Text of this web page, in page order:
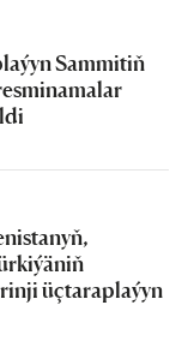
Sammitiň
üçtaraplaýyn